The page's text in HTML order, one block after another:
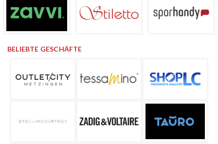
BELIEBTE GESCHÄFTE